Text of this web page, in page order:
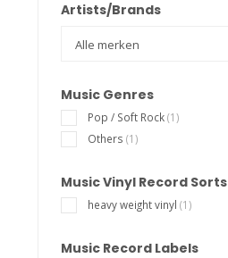
Artists/Brands
Music Genres
Pop / Soft Rock(1)
Others (1)
Music Vinyl Record Sorts
heavy weight vinyl (1)
Music Record Labels